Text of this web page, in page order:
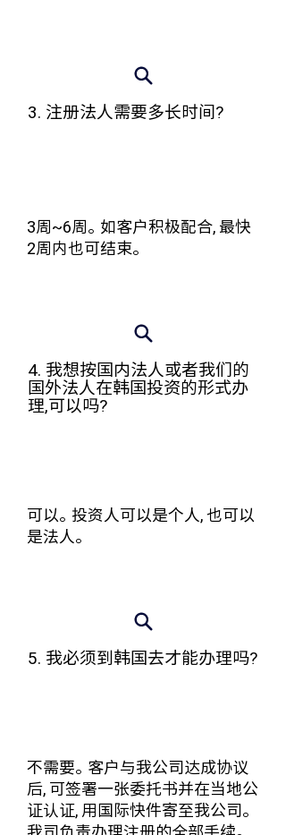
3. 注册法人需要多长时间?
3周~6周。如客户积极配合, 最快
2周内也可结束。
4. 我想按国内法人或者我们的
国外法人在韩国投资的形式办
理,可以吗?
可以。投资人可以是个人, 也可以
是法人。
5. 我必须到韩国去才能办理吗?
不需要。客户与我公司达成协议
后, 可签署一张委托书并在当地公
证认证, 用国际快件寄至我公司。